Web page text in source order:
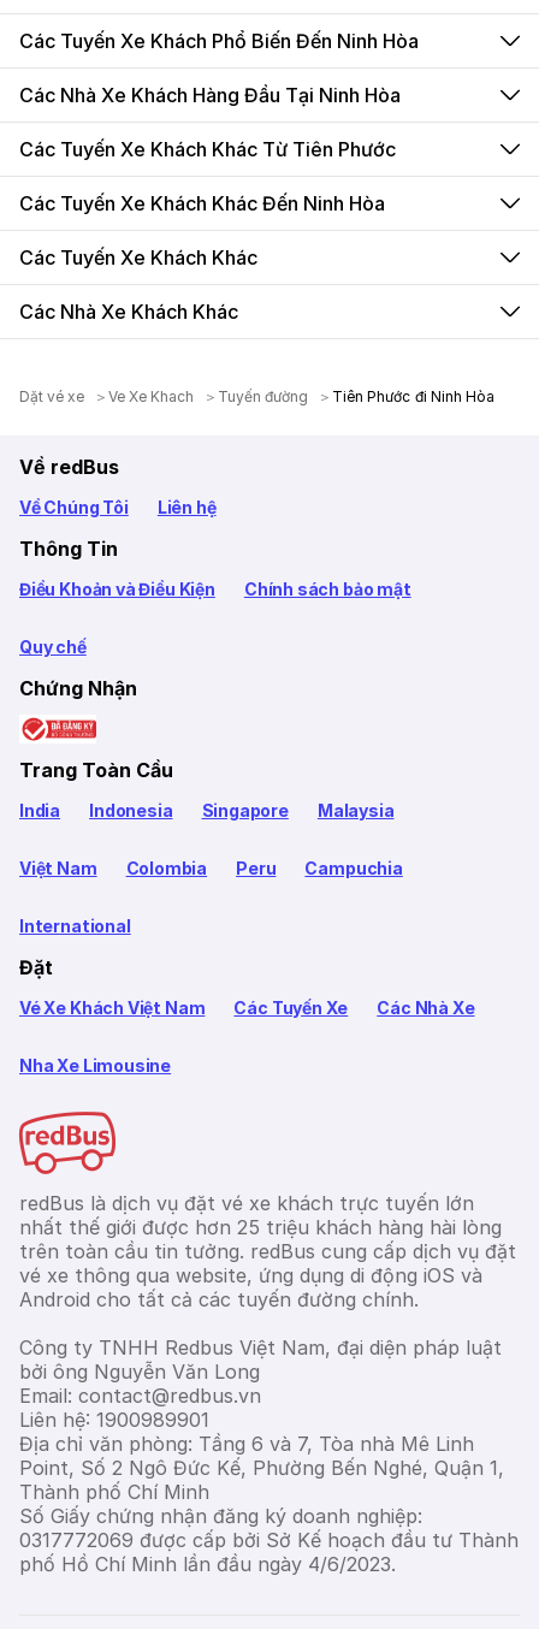
Các Tuyến Xe Khách Phổ Biến Đến Ninh Hòa
Các Nhà Xe Khách Hàng Đầu Tại Ninh Hòa
Các Tuyến Xe Khách Khác Từ Tiên Phước
Các Tuyến Xe Khách Khác Đến Ninh Hòa
Các Tuyến Xe Khách Khác
Các Nhà Xe Khách Khác
Dặt vé xe Ve Xe Khach Tuyến đường Tiên Phước đi Ninh Hòa
Về redBus
Về Chúng Tôi Liên hệ
Thông Tin
Điều Khoản và Điều Kiện Chính sách bảo mật
Quy chế
Chứng Nhận
Trang Toàn Cầu
India Indonesia Singapore Malaysia
Việt Nam Colombia Peru Campuchia
International
Đặt
Vé Xe Khách Việt Nam Các Tuyến Xe Các Nhà Xe
Nha Xe Limousine
redBus là dịch vụ đặt vé xe khách trực tuyến lớn
nhất thế giới được hơn 25 triệu khách hàng hài lòng
trên toàn cầu tin tưởng. redBus cung cấp dịch vụ đặt
vé xe thông qua website, ứng dụng di động iOS và
Android cho tất cả các tuyến đường chính.
Công ty TNHH Redbus Việt Nam, đại diện pháp luật
bởi ông Nguyễn Văn Long
Email: contact@redbus.vn
Liên hệ: 1900989901
Địa chỉ văn phòng: Tầng 6 và 7, Tòa nhà Mê Linh
Point, Số 2 Ngô Đức Kế, Phường Bến Nghé, Quận 1,
Thành phố Chí Minh
Số Giấy chứng nhận đăng ký doanh nghiệp:
0317772069 được cấp bởi Sở Kế hoạch đầu tư Thành
phố Hồ Chí Minh lần đầu ngày 4/6/2023.